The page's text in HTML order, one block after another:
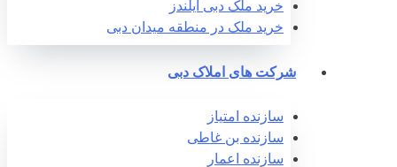
خرید ملک دبی آیلندز
خرید ملک در منطقه میدان دبی
شرکت های املاک دبی
سازنده امتیاز
سازنده بن غاطی
سازنده اعمار